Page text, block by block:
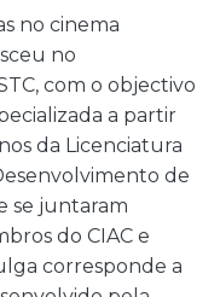
no cinema
no
com o objectivo
a partir
da Licenciatura
de
se juntaram
do CIAC e
corresponde a